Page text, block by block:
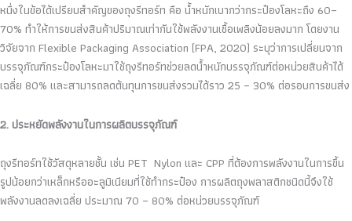
หนึ่งในข้อได้เปรียบสำคัญของถุงรีทอร์ท คือ น้ำหนักเบากว่ากระป๋องโลหะถึง 60–
70% ทำให้การขนส่งสินค้าปริมาณเท่ากันใช้พลังงานเชื้อเพลิงน้อยลงมาก โดยงาน
วิจัยจาก Flexible Packaging Association (FPA, 2020) ระบุว่าการเปลี่ยนจาก
บรรจุภัณฑ์กระป๋องโลหะมาใช้ถุงรีทอร์ทช่วยลดน้ำหนักบรรจุภัณฑ์ต่อหน่วยสินค้าได้
เฉลี่ย 80% และสามารถลดต้นทุนการขนส่งรวมได้ราว 25 – 30% ต่อรอบการขนส่ง
2. ประหยัดพลังงานในการผลิตบรรจุภัณฑ์
ถุงรีทอร์ทใช้วัสดุหลายชั้น เช่น PET Nylon และ CPP ที่ต้องการพลังงานในการขึ้น
รูปน้อยกว่าเหล็กหรืออะลูมิเนียมที่ใช้ทำกระป๋อง การผลิตถุงพลาสติกชนิดนี้จึงใช้
พลังงานลดลงเฉลี่ย ประมาณ 70 – 80% ต่อหน่วยบรรจุภัณฑ์